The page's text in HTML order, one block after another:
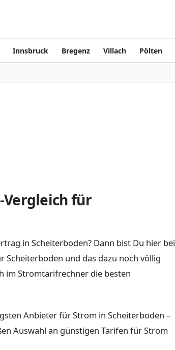
Innsbruck Bregenz Villach Pölten
für
in Scheiterboden? Dann bist Du hier bei
und das dazu noch völlig
im Stromtarifrechner die besten
Anbieter für Strom in Scheiterboden –
Auswahl an günstigen Tarifen für Strom